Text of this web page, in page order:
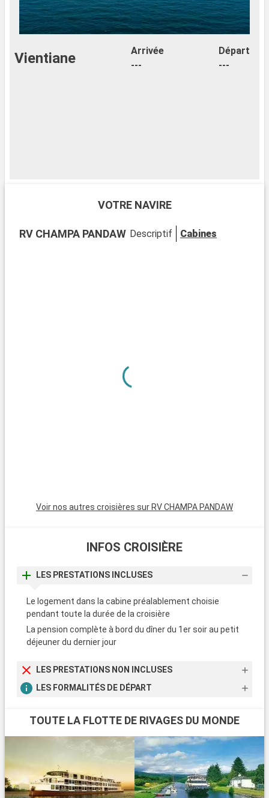
Vientiane
Arrivée
---
Départ
---
VOTRE NAVIRE
RV CHAMPA PANDAW Descriptif Cabines
Voir nos autres croisières sur RV CHAMPA PANDAW
INFOS CROISIÈRE
LES PRESTATIONS INCLUSES
Le logement dans la cabine préalablement choisie
pendant toute la durée de la croisière
La pension complète à bord du dîner du 1er soir au petit
déjeuner du dernier jour
LES PRESTATIONS NON INCLUSES
LES FORMALITÉS DE DÉPART
TOUTE LA FLOTTE DE RIVAGES DU MONDE